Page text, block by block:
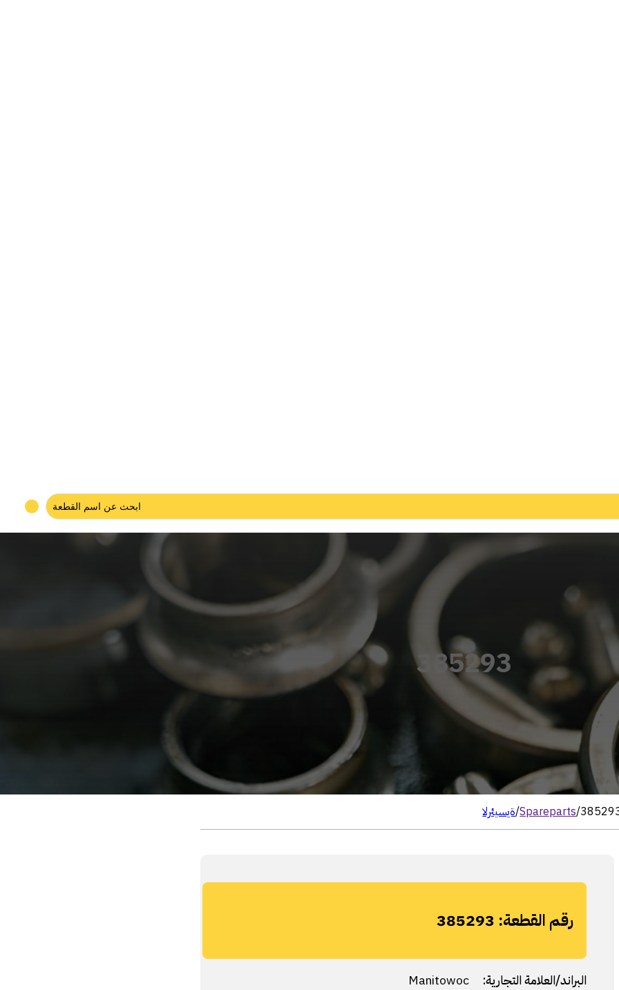
385293
الرئيسية/Spareparts/
رقم القطعة: 385293
البراند/العلامة التجارية: Manitowoc